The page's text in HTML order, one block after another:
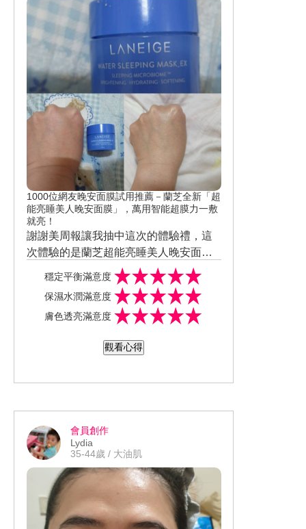
1000位網友晚安面膜試用推薦－蘭芝全新「超
能亮睡美人晚安面膜」，萬用智能超膜力一敷
就亮！
謝謝美周報讓我抽中這次的體驗禮，這
次體驗的是蘭芝超能亮睡美人晚安面
膜． 最近剛好換季變冷，肌膚很明顯變
得很乾燥。 我就會使用睡前凍模晚安面
膜，這款蘭芝超能亮睡美人晚安面膜，
水凝凍質地，可以延展至全臉，且不會
很明顯變得很水嫩透亮。
穩定平衡滿意度
保濕水潤滿意度
膚色透亮滿意度
觀看心得
會員創作
Lydia
35-44歲 / 大油肌